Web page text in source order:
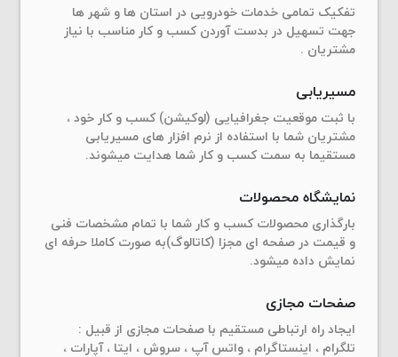
تفکیک تمامی خدمات خودرویی در استان ها و شهر ها
جهت تسهیل در بدست آوردن کسب و کار مناسب با نیاز
مشتریان .
مسیریابی
با ثبت موقعیت جغرافیایی (لوکیشن) کسب و کار خود ،
مشتریان شما با استفاده از نرم افزار های مسیریابی
مستقیما به سمت کسب و کار شما هدایت میشوند.
نمایشگاه محصولات
بارگذاری محصولات کسب و کار شما با تمام مشخصات فنی
و قیمت در صفحه ای مجزا (کاتالوگ)به صورت کاملا حرفه ای
نمایش داده میشود.
صفحات مجازی
ایجاد راه ارتباطی مستقیم با صفحات مجازی از قبیل :
تلگرام ، اینستاگرام ، واتس آپ ، سروش ، ایتا ، آپارات ،